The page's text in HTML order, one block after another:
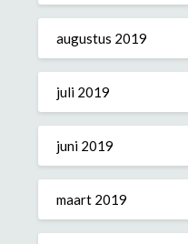
augustus 2019
juli 2019
juni 2019
maart 2019